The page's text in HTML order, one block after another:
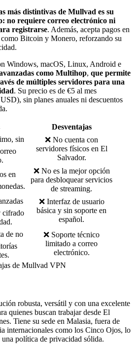
más distintivas de Mullvad es su
no requiere correo electrónico ni
registrarse. Además, acepta pagos en
Bitcoin y Monero, reforzando su
Windows, macOS, Linux, Android e
como Multihop, que permite
de múltiples servidores para una
. Su precio es de €5 al mes
sin planes anuales ni descuentos
Desventajas
sin
❌ No cuenta con
servidores físicos en El
Salvador.
en
❌ No es la mejor opción
para desbloquear servicios
de streaming.
cifrado
❌ Interfaz de usuario
básica y sin soporte en
español.
de no
❌ Soporte técnico
limitado a correo
electrónico.
de Mullvad VPN
robusta, versátil y con una excelente
quienes buscan trabajar desde El
Tiene su sede en Malasia, fuera de
internacionales como los Cinco Ojos, lo
política de privacidad sólida.